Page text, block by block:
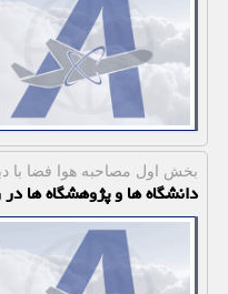
بخش اول مصاحبه هوا فضا با
دانشگاه ها و پژوهشگاه ها